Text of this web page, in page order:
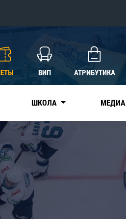
ВИП АТРИБУТИКА
ШКОЛА МЕДИА